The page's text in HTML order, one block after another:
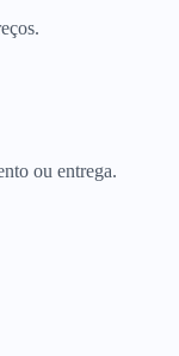
ou entrega.